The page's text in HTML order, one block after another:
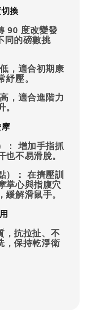
換
90 度改變發
同的磅數挑
，適合初期康
紓壓。
，適合進階力
：
增加手指抓
也不易滑脫。
）：
在擠壓訓
掌心與指腹穴
緩解滑鼠手。
，抗拉扯、不
，保持乾淨衛